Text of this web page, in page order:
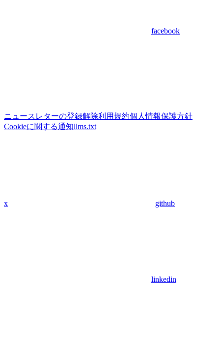
facebook
ニュースレターの登録解除利用規約個人情報保護方針
Cookieに関する通知llms.txt
x github
linkedin